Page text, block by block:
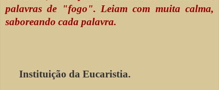
palavras de "fogo". Leiam com muita calma,
saboreando cada palavra.
Instituição da Eucaristia.